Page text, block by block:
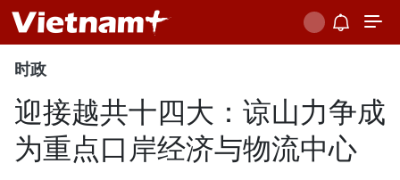
时政
迎接越共十四大：谅山力争成
为重点口岸经济与物流中心